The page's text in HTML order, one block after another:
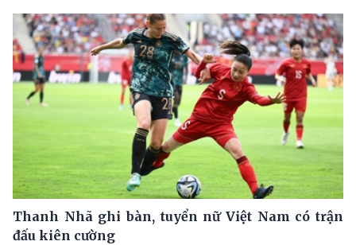
Thanh Nhã ghi bàn, tuyển nữ Việt Nam có trận
đấu kiên cường